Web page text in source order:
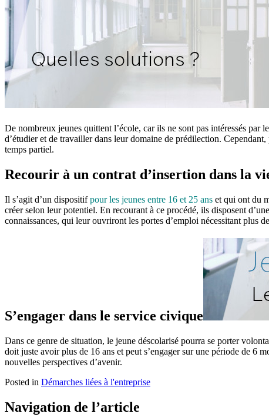
De nombreux jeunes quittent l’école, car ils ne sont pas intéressés par
d’étudier et de travailler dans leur domaine de prédilection.
temps partiel.
Recourir à un contrat d’insertion dans la
Il s’agit d’un dispositifpour les jeunes entre 16 et 25 ans et qui ont du
créer selon leur potentiel. En recourant à ce procédé, ils disposent
connaissances, qui leur ouvriront les portes d’emploi nécessitant plus
S’engager dans le service civique
Dans ce genre de situation, le jeune déscolarisé pourra se porter
doit juste avoir plus de 16 ans et peut s’engager sur une période de 6
nouvelles perspectives d’avenir.
Posted in Démarches liées à l'entreprise
Navigation de l’article